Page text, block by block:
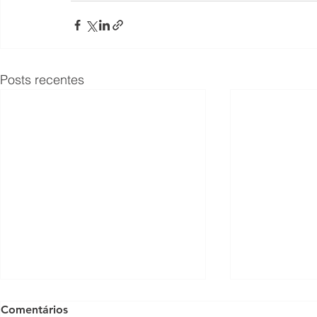
Posts recentes
Comentários